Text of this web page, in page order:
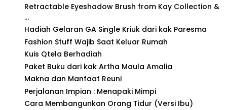
Retractable Eyeshadow Brush from Kay Collection &
...
Hadiah Gelaran GA Single Kriuk dari kak Paresma
Fashion Stuff Wajib Saat Keluar Rumah
Kuis Qtela Berhadiah
Paket Buku dari kak Artha Maula Amalia
Makna dan Manfaat Reuni
Perjalanan Impian : Menapaki Mimpi
Cara Membangunkan Orang Tidur (Versi Ibu)